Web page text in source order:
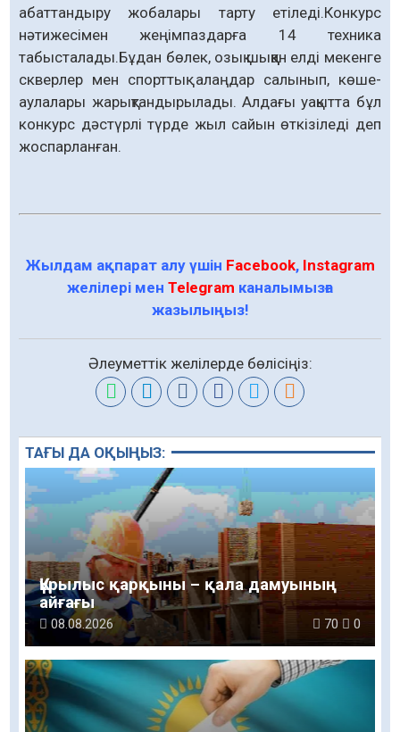
абаттандыру жобалары тарту етіледі.Конкурс
нәтижесімен жеңімпаздарға 14 техника
табысталады.Бұдан бөлек, озық шыққан елді мекенге
скверлер мен спорттық алаңдар салынып, көше-
аулалары жарықтандырылады. Алдағы уақытта бұл
конкурс дәстүрлі түрде жыл сайын өткізіледі деп
жоспарланған.
Жылдам ақпарат алу үшін Facebook, Instagram
желілері мен Telegram каналымызға
жазылыңыз!
Әлеуметтік желілерде бөлісіңіз:
ТАҒЫ ДА ОҚЫҢЫЗ:
Құрылыс қарқыны – қала дамуының
айғағы
08.08.2026 70 0